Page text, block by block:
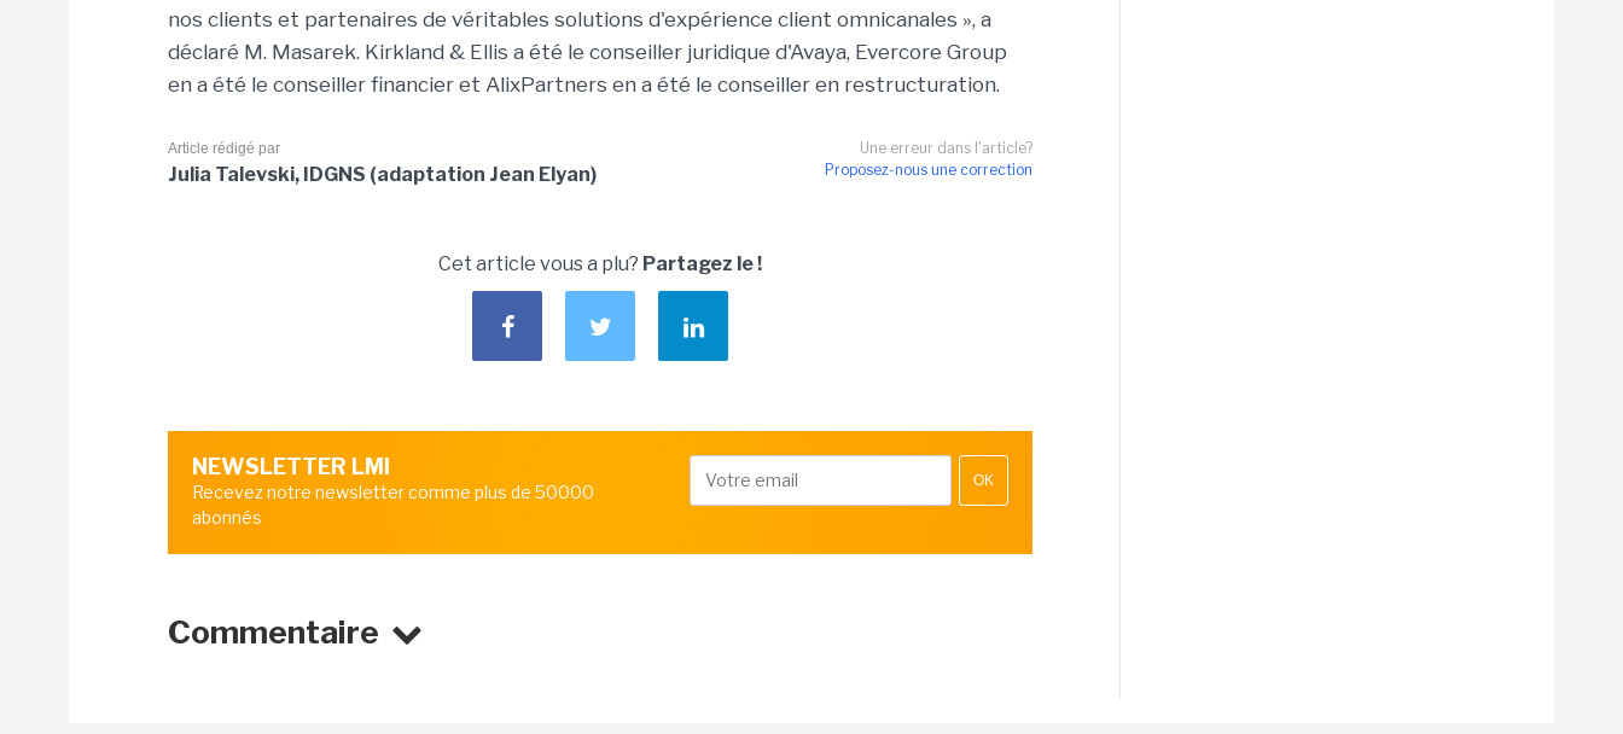
nos clients et partenaires de véritables solutions d'expérience client omnicanales », a
déclaré M. Masarek. Kirkland & Ellis a été le conseiller juridique d'Avaya, Evercore Group
en a été le conseiller financier et AlixPartners en a été le conseiller en restructuration.
Une erreur dans l'article?
Proposez-nous une correction
Article rédigé par
Julia Talevski, IDGNS (adaptation Jean Elyan)
Cet article vous a plu? Partagez le !
NEWSLETTER LMI
Recevez notre newsletter comme plus de 50000
abonnés
OK
Commentaire